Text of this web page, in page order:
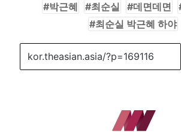
박근혜 최순실 데면데면
최순실 박근혜 하야